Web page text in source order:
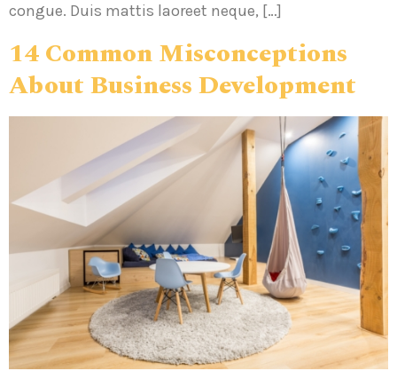
congue. Duis mattis laoreet neque, […]
14 Common Misconceptions
About Business Development